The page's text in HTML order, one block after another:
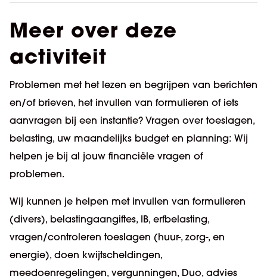
Meer over deze
activiteit
Problemen met het lezen en begrijpen van berichten
en/of brieven, het invullen van formulieren of iets
aanvragen bij een instantie? Vragen over toeslagen,
belasting, uw maandelijks budget en planning: Wij
helpen je bij al jouw financiële vragen of
problemen.
Wij kunnen je helpen met invullen van formulieren
(divers), belastingaangiftes, IB, erfbelasting,
vragen/controleren toeslagen (huur-, zorg-, en
energie), doen kwijtscheldingen,
meedoenregelingen, vergunningen, Duo, advies